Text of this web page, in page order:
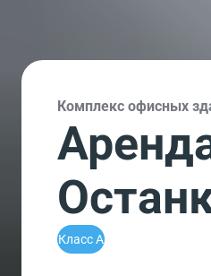
Комплекс офисных
Класс A